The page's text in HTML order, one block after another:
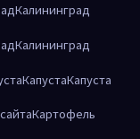
Калининград
Калининград
КапустаКапуста
Картофель